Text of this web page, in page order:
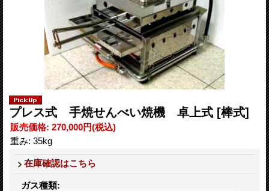
プレス式 手焼せんべい焼機 卓上式 [棒式]
販売価格: 270,000円(税込)
重み: 35kg
在庫確認はこちら
ガス種類: